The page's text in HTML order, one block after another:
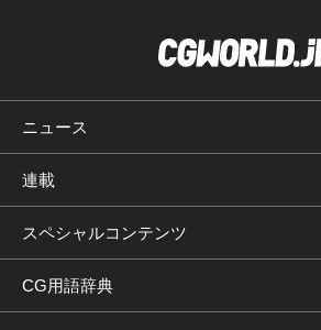
ニュース
連載
スペシャルコンテンツ
CG用語辞典